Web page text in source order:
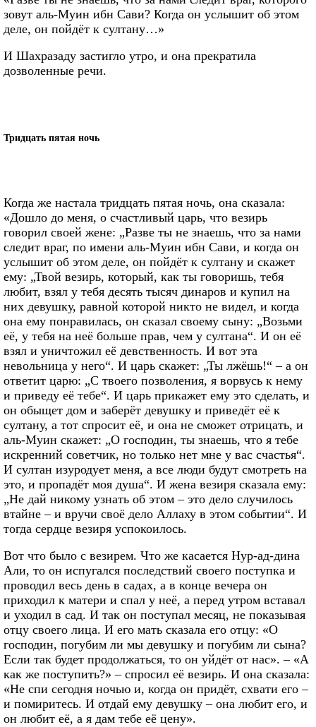
зовут аль-Муин ибн Сави? Когда он услышит об этом
деле, он пойдёт к султану…»
И Шахразаду застигло утро, и она прекратила
дозволенные речи.
Тридцать пятая ночь
Когда же настала тридцать пятая ночь, она сказала:
«Дошло до меня, о счастливый царь, что везирь
говорил своей жене: „Разве ты не знаешь, что за нами
следит враг, по имени аль-Муин ибн Сави, и когда он
услышит об этом деле, он пойдёт к султану и скажет
ему: „Твой везирь, который, как ты говоришь, тебя
любит, взял у тебя десять тысяч динаров и купил на
них девушку, равной которой никто не видел, и когда
она ему понравилась, он сказал своему сыну: „Возьми
её, у тебя на неё больше прав, чем у султана“. И он её
взял и уничтожил её девственность. И вот эта
невольница у него“. И царь скажет: „Ты лжёшь!“ – а он
ответит царю: „С твоего позволения, я ворвусь к нему
и приведу её тебе“. И царь прикажет ему это сделать, и
он обыщет дом и заберёт девушку и приведёт её к
султану, а тот спросит её, и она не сможет отрицать, и
аль-Муин скажет: „О господин, ты знаешь, что я тебе
искренний советчик, но только нет мне у вас счастья“.
И султан изуродует меня, а все люди будут смотреть на
это, и пропадёт моя душа“. И жена везиря сказала ему:
„Не дай никому узнать об этом – это дело случилось
втайне – и вручи своё дело Аллаху в этом событии“. И
тогда сердце везиря успокоилось.
Вот что было с везирем. Что же касается Нур-ад-дина
Али, то он испугался последствий своего поступка и
проводил весь день в садах, а в конце вечера он
приходил к матери и спал у неё, а перед утром вставал
и уходил в сад. И так он поступал месяц, не показывая
отцу своего лица. И его мать сказала его отцу: «О
господин, погубим ли мы девушку и погубим ли сына?
Если так будет продолжаться, то он уйдёт от нас». – «А
как же поступить?» – спросил её везирь. И она сказала:
«Не спи сегодня ночью и, когда он придёт, схвати его –
и помиритесь. И отдай ему девушку – она любит его, и
он любит её, а я дам тебе её цену».